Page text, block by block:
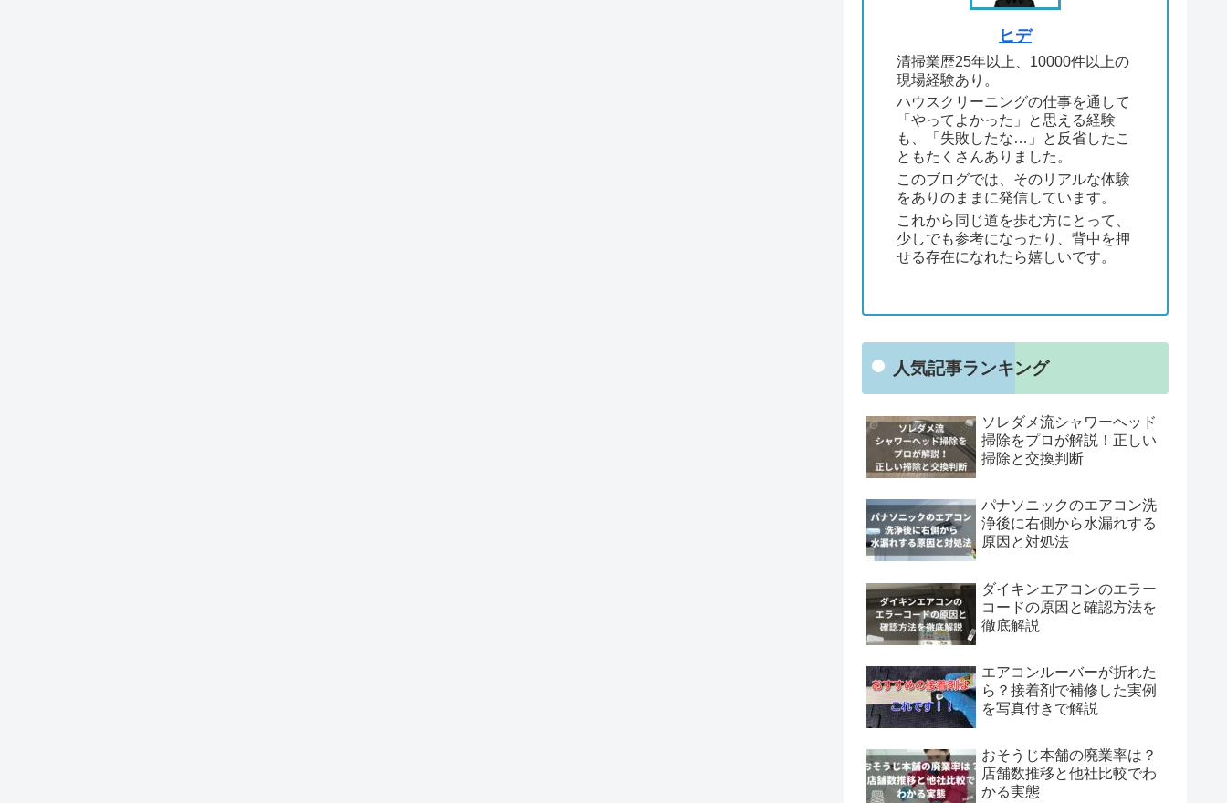
ヒデ
清掃業歴25年以上、10000件以上の
現場経験あり。
ハウスクリーニングの仕事を通して
「やってよかった」と思える経験
も、「失敗したな…」と反省したこ
ともたくさんありました。
このブログでは、そのリアルな体験
をありのままに発信しています。
これから同じ道を歩む方にとって、
少しでも参考になったり、背中を押
せる存在になれたら嬉しいです。
人気記事ランキング
ソレダメ流シャワーヘッド
掃除をプロが解説！正しい
掃除と交換判断
パナソニックのエアコン洗
浄後に右側から水漏れする
原因と対処法
ダイキンエアコンのエラー
コードの原因と確認方法を
徹底解説
エアコンルーバーが折れた
ら？接着剤で補修した実例
を写真付きで解説
おそうじ本舗の廃業率は？
店舗数推移と他社比較でわ
かる実態